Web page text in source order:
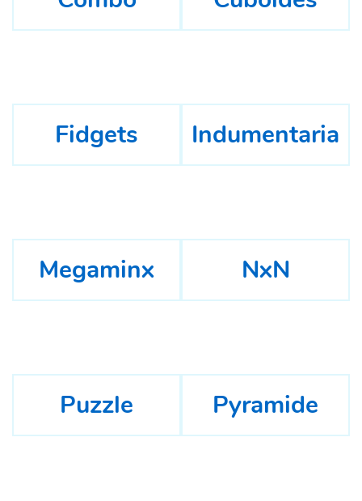
Fidgets Indumentaria
Megaminx NxN
Puzzle Pyramide